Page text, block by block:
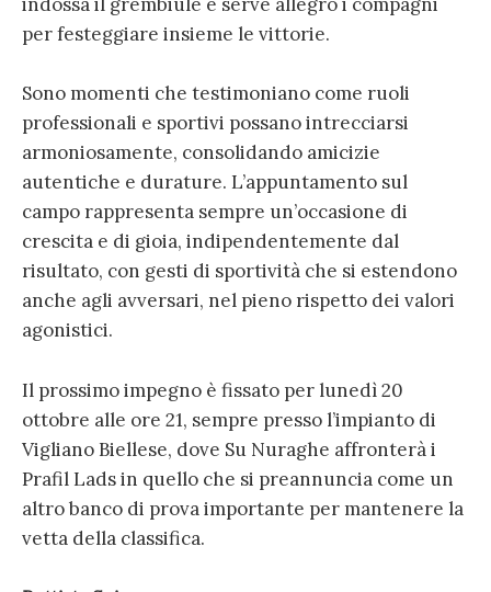
per festeggiare insieme le vittorie.
Sono momenti che testimoniano come ruoli
professionali e sportivi possano intrecciarsi
armoniosamente, consolidando amicizie
autentiche e durature. L’appuntamento sul
campo rappresenta sempre un’occasione di
crescita e di gioia, indipendentemente dal
risultato, con gesti di sportività che si estendono
anche agli avversari, nel pieno rispetto dei valori
agonistici.
Il prossimo impegno è fissato per lunedì 20
ottobre alle ore 21, sempre presso l’impianto di
Vigliano Biellese, dove Su Nuraghe affronterà i
Prafil Lads in quello che si preannuncia come un
altro banco di prova importante per mantenere la
vetta della classifica.